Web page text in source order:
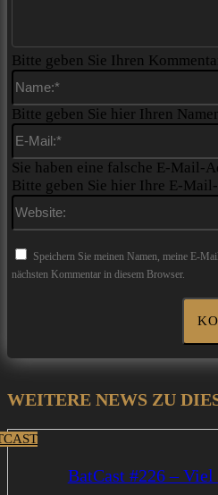
Bitte geben Sie Ihren
Bitte geben Sie hier Ihren
Sie haben eine falsche E-Mail-
Bitte geben Sie hier Ihre E-
Speichern Sie meinen Namen, meine E-
nächsten Kommentar in diesem Browser.
WEITERE NEWS ZU
BatCast #226 –